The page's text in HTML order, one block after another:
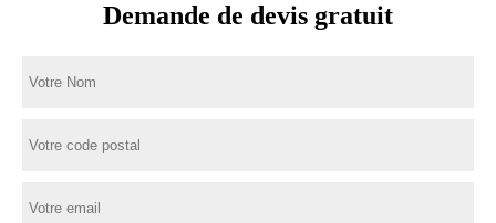
Demande de devis gratuit